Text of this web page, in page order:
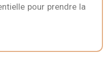
pour prendre la